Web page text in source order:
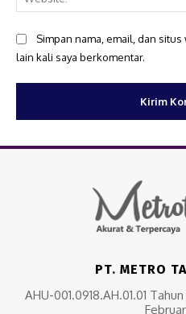
Simpan nama, email, dan
lain kali saya berkomentar.
PT. METRO
AHU-001.0918.AH.01.01